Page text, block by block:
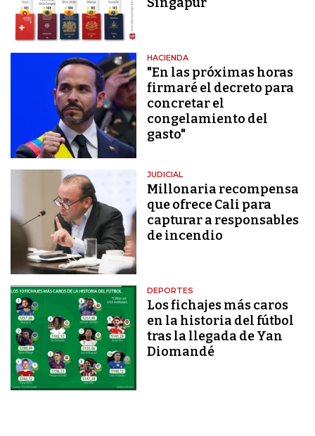
HACIENDA
"En las próximas horas
firmaré el decreto para
concretar el
congelamiento del
gasto"
JUDICIAL
Millonaria recompensa
que ofrece Cali para
capturar a responsables
de incendio
DEPORTES
Los fichajes más caros
en la historia del fútbol
tras la llegada de Yan
Diomandé